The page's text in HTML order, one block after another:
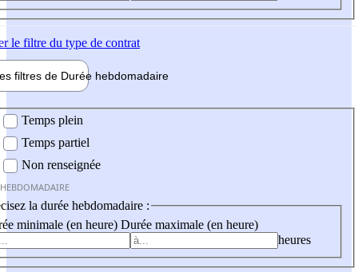
le filtre du type de contrat
filtres de Durée hebdomadaire
Temps plein
Temps partiel
Non renseignée
la durée hebdomadaire :
minimale (en heure) Durée maximale (en heure)
heures